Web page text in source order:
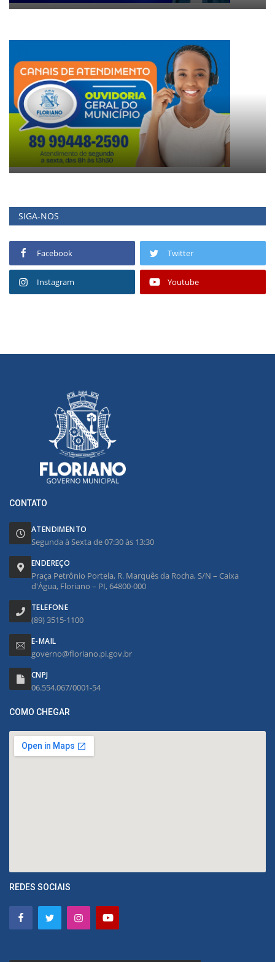
SIGA-NOS
Facebook Twitter
Instagram Youtube
CONTATO
ATENDIMENTO
Segunda à Sexta de 07:30 às 13:30
ENDEREÇO
Praça Petrônio Portela, R. Marquês da Rocha, S/N – Caixa
d'Água, Floriano – PI, 64800-000
TELEFONE
(89) 3515-1100
E-MAIL
governo@floriano.pi.gov.br
CNPJ
06.554.067/0001-54
COMO CHEGAR
REDES SOCIAIS